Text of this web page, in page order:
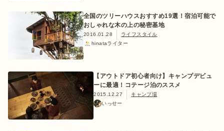
全国のツリーハウスおすすめ19選！宿泊可能で
おしゃれな木の上の秘密基地
2016.01.28
ライフスタイル
hinataライター
【アウトドア初心者向け】キャンプデビュ
ーに最適！コテージ泊のススメ
2015.12.27
キャンプ場
いっせー